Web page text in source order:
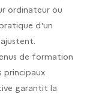
ordinateur ou
d'un
de formation
principaux
garantit la